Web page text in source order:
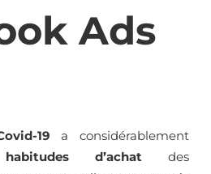
Ads
19 a considérablement
d’achat des